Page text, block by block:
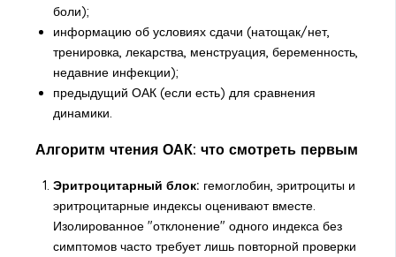
боли);
информацию об условиях сдачи (натощак/нет,
тренировка, лекарства, менструация, беременность,
недавние инфекции);
предыдущий ОАК (если есть) для сравнения
динамики.
Алгоритм чтения ОАК: что смотреть первым
Эритроцитарный блок: гемоглобин, эритроциты и
эритроцитарные индексы оценивают вместе.
Изолированное "отклонение" одного индекса без
симптомов часто требует лишь повторной проверки